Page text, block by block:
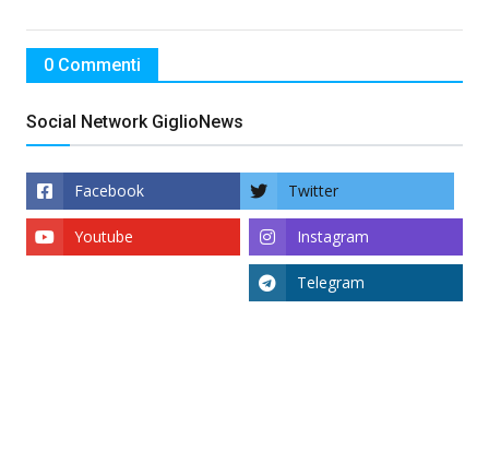
0 Commenti
Social Network GiglioNews
Facebook Twitter
Instagram
Youtube
Telegram